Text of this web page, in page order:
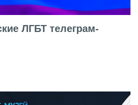
ЛГБТ телеграм-